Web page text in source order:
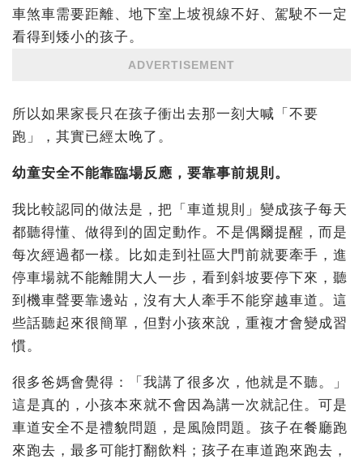
車煞車需要距離、地下室上坡視線不好、駕駛不一定
看得到矮小的孩子。
ADVERTISEMENT
所以如果家長只在孩子衝出去那一刻大喊「不要
跑」，其實已經太晚了。
幼童安全不能靠臨場反應，要靠事前規則。
我比較認同的做法是，把「車道規則」變成孩子每天
都聽得懂、做得到的固定動作。不是偶爾提醒，而是
每次經過都一樣。比如走到社區大門前就要牽手，進
停車場就不能離開大人一步，看到斜坡要停下來，聽
到機車聲要靠邊站，沒有大人牽手不能穿越車道。這
些話聽起來很簡單，但對小孩來說，重複才會變成習
慣。
很多爸媽會覺得：「我講了很多次，他就是不聽。」
這是真的，小孩本來就不會因為講一次就記住。可是
車道安全不是禮貌問題，是風險問題。孩子在餐廳跑
來跑去，最多可能打翻飲料；孩子在車道跑來跑去，